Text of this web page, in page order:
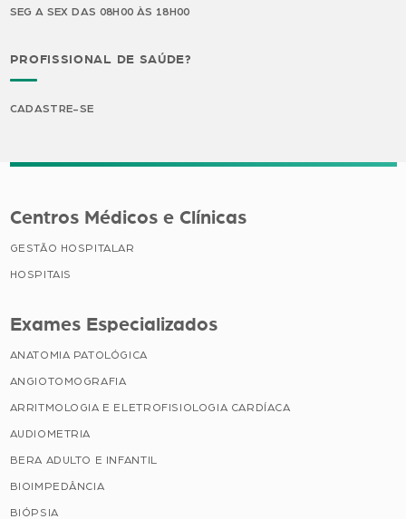
SEG A SEX DAS 08H00 ÀS 18H00
PROFISSIONAL DE SAÚDE?
CADASTRE-SE
Centros Médicos e Clínicas
GESTÃO HOSPITALAR
HOSPITAIS
Exames Especializados
ANATOMIA PATOLÓGICA
ANGIOTOMOGRAFIA
ARRITMOLOGIA E ELETROFISIOLOGIA CARDÍACA
AUDIOMETRIA
BERA ADULTO E INFANTIL
BIOIMPEDÂNCIA
BIÓPSIA